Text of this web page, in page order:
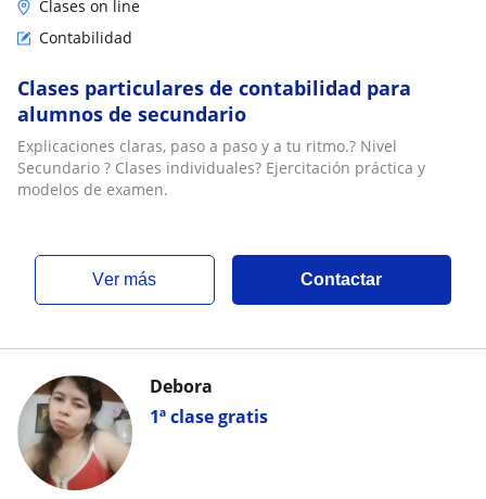
Clases on line
Contabilidad
Clases particulares de contabilidad para
alumnos de secundario
Explicaciones claras, paso a paso y a tu ritmo.? Nivel
Secundario ? Clases individuales? Ejercitación práctica y
modelos de examen.
ver más Contactar
1ª clase gratis
Debora